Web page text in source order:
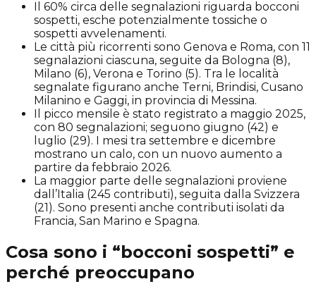
Il 60% circa delle segnalazioni riguarda bocconi
sospetti, esche potenzialmente tossiche o
sospetti avvelenamenti.
Le città più ricorrenti sono Genova e Roma, con 11
segnalazioni ciascuna, seguite da Bologna (8),
Milano (6), Verona e Torino (5). Tra le località
segnalate figurano anche Terni, Brindisi, Cusano
Milanino e Gaggi, in provincia di Messina.
Il picco mensile è stato registrato a maggio 2025,
con 80 segnalazioni; seguono giugno (42) e
luglio (29). I mesi tra settembre e dicembre
mostrano un calo, con un nuovo aumento a
partire da febbraio 2026.
La maggior parte delle segnalazioni proviene
dall’Italia (245 contributi), seguita dalla Svizzera
(21). Sono presenti anche contributi isolati da
Francia, San Marino e Spagna.
Cosa sono i “bocconi sospetti” e
perché preoccupano